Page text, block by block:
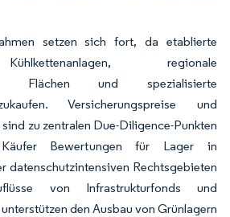
setzen sich fort, da etablierte
regionale
Flächen und spezialisierte
Versicherungspreise und
zu zentralen Due-Diligence-Punkten
Bewertungen für Lager in
datenschutzintensiven Rechtsgebieten
von Infrastrukturfonds und
den Ausbau von Grünlagern